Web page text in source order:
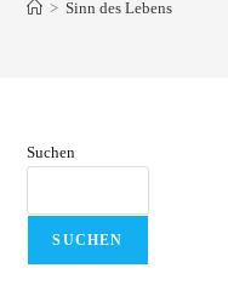
> Sinn des Lebens
Suchen
SUCHEN